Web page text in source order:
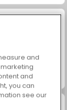
Quest: USA 2
and
and
you can
see our